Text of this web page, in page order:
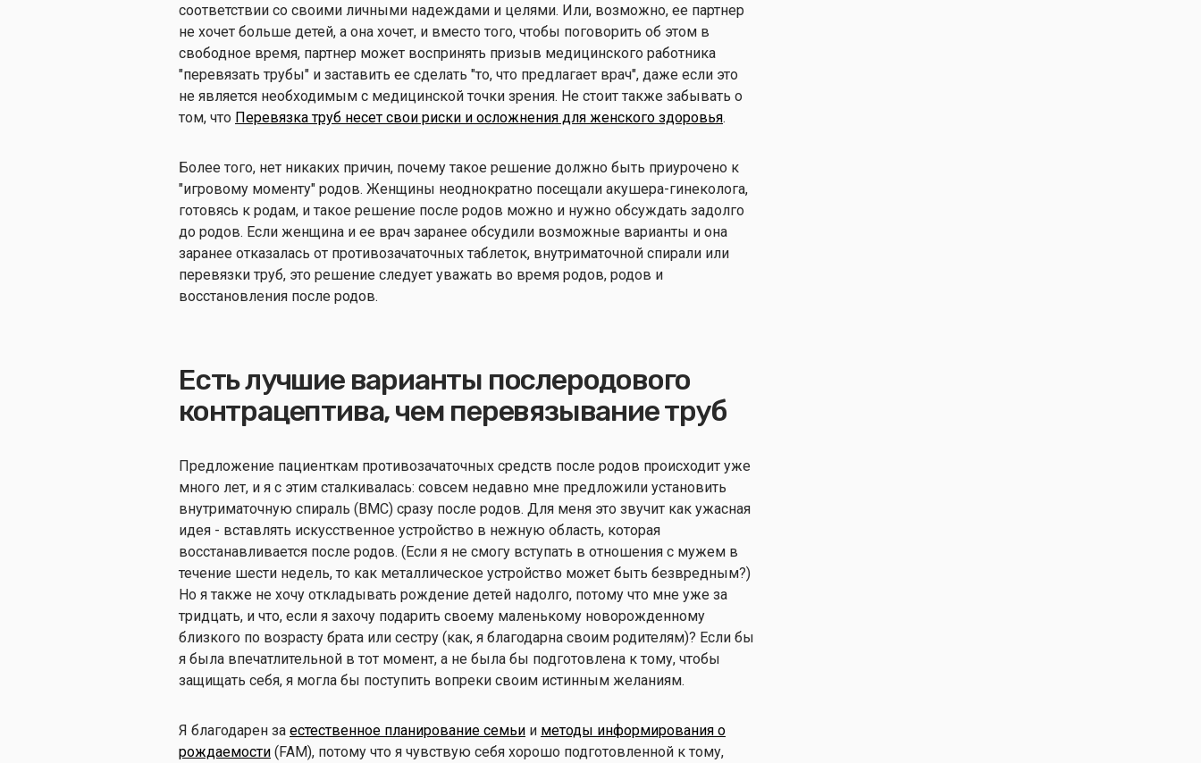
соответствии со своими личными надеждами и целями. Или, возможно, ее партнер
не хочет больше детей, а она хочет, и вместо того, чтобы поговорить об этом в
свободное время, партнер может воспринять призыв медицинского работника
"перевязать трубы" и заставить ее сделать "то, что предлагает врач", даже если это
не является необходимым с медицинской точки зрения. Не стоит также забывать о
том, что Перевязка труб несет свои риски и осложнения для женского здоровья.
Более того, нет никаких причин, почему такое решение должно быть приурочено к
"игровому моменту" родов. Женщины неоднократно посещали акушера-гинеколога,
готовясь к родам, и такое решение после родов можно и нужно обсуждать задолго
до родов. Если женщина и ее врач заранее обсудили возможные варианты и она
заранее отказалась от противозачаточных таблеток, внутриматочной спирали или
перевязки труб, это решение следует уважать во время родов, родов и
восстановления после родов.
Есть лучшие варианты послеродового
контрацептива, чем перевязывание труб
Предложение пациенткам противозачаточных средств после родов происходит уже
много лет, и я с этим сталкивалась: совсем недавно мне предложили установить
внутриматочную спираль (ВМС) сразу после родов. Для меня это звучит как ужасная
идея - вставлять искусственное устройство в нежную область, которая
восстанавливается после родов. (Если я не смогу вступать в отношения с мужем в
течение шести недель, то как металлическое устройство может быть безвредным?)
Но я также не хочу откладывать рождение детей надолго, потому что мне уже за
тридцать, и что, если я захочу подарить своему маленькому новорожденному
близкого по возрасту брата или сестру (как, я благодарна своим родителям)? Если бы
я была впечатлительной в тот момент, а не была бы подготовлена к тому, чтобы
защищать себя, я могла бы поступить вопреки своим истинным желаниям.
Я благодарен за естественное планирование семьи и методы информирования о
рождаемости (FAM), потому что я чувствую себя хорошо подготовленной к тому,